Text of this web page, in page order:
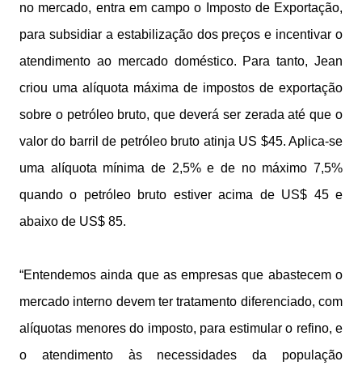
no mercado, entra em campo o Imposto de Exportação,
para subsidiar a estabilização dos preços e incentivar o
atendimento ao mercado doméstico. Para tanto, Jean
criou uma alíquota máxima de impostos de exportação
sobre o petróleo bruto, que deverá ser zerada até que o
valor do barril de petróleo bruto atinja US $45. Aplica-se
uma alíquota mínima de 2,5% e de no máximo 7,5%
quando o petróleo bruto estiver acima de US$ 45 e
abaixo de US$ 85.
“Entendemos ainda que as empresas que abastecem o
mercado interno devem ter tratamento diferenciado, com
alíquotas menores do imposto, para estimular o refino, e
o atendimento às necessidades da população